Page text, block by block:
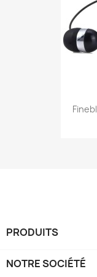
PRODUITS
NOTRE SOCIÉTÉ